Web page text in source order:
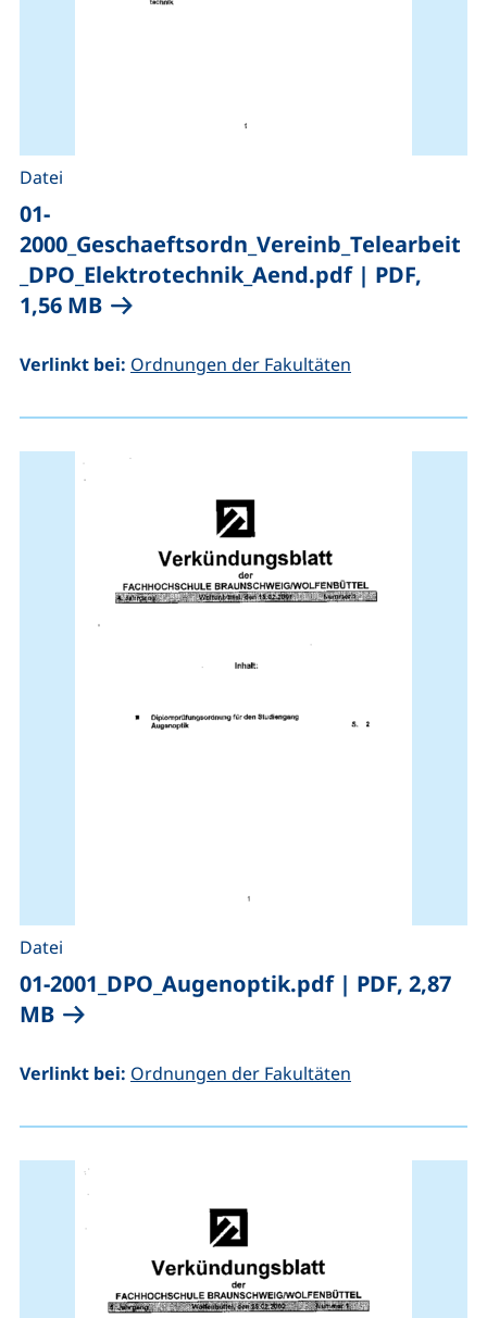
01-
2000_Geschaeftsordn_Vereinb_Telearbeit
_DPO_Elektrotechnik_Aend.pdf| PDF,
1,56 MB(öffnet neues Fenster), (nicht
Datei
Verlinkt bei: Ordnungen der Fakultäten
01-2001_DPO_Augenoptik.pdf| PDF, 2,87
MB(öffnet neues Fenster), (nicht
Datei
Verlinkt bei: Ordnungen der Fakultäten